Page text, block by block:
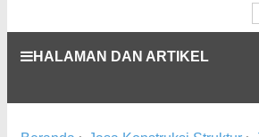
HALAMAN DAN ARTIKEL